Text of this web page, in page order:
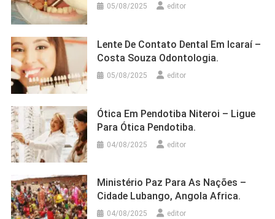
05/08/2025 editor
Lente De Contato Dental Em Icaraí –
Costa Souza Odontologia.
05/08/2025 editor
Ótica Em Pendotiba Niteroi – Ligue
Para Ótica Pendotiba.
04/08/2025 editor
Ministério Paz Para As Nações –
Cidade Lubango, Angola Africa.
04/08/2025 editor